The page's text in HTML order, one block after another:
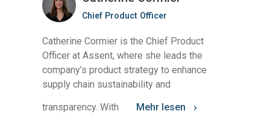
Chief Product Officer
Catherine Cormier is the Chief Product
Officer at Assent, where she leads the
company’s product strategy to enhance
supply chain sustainability and
transparency. With
Mehr lesen